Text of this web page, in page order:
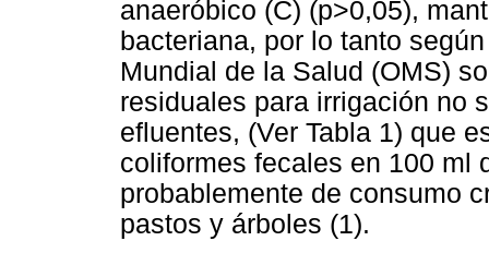
anaeróbico (C) (p>0,05),
bacteriana, por lo tanto
Mundial de la Salud (OMS)
residuales para irrigación no
efluentes, (Ver Tabla 1) que
coliformes fecales en 100 ml
probablemente de consumo
pastos y árboles (1).